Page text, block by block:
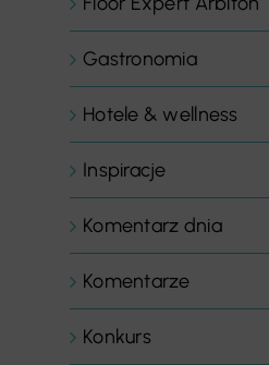
Gastronomia
Hotele & wellness
Inspiracje
Komentarz dnia
Komentarze
Konkurs